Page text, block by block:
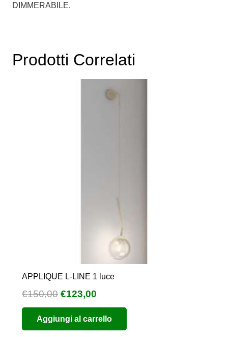
DIMMERABILE.
Prodotti Correlati
APPLIQUE L-LINE 1 luce
€150,00 Il
prezzo
originale
era:
€123,00
prezzo
attuale
è:
Aggiungi al carrello